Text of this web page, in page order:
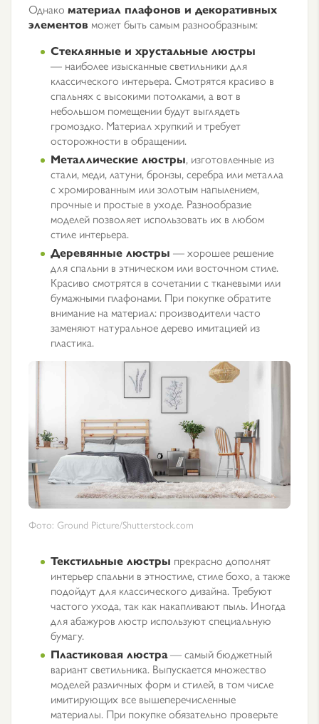
Однако материал плафонов и декоративных
элементов может быть самым разнообразным:
Стеклянные и хрустальные люстры
— наиболее изысканные светильники для
классического интерьера. Смотрятся красиво в
спальнях с высокими потолками, а вот в
небольшом помещении будут выглядеть
громоздко. Материал хрупкий и требует
осторожности в обращении.
Металлические люстры, изготовленные из
стали, меди, латуни, бронзы, серебра или металла
с хромированным или золотым напылением,
прочные и простые в уходе. Разнообразие
моделей позволяет использовать их в любом
стиле интерьера.
Деревянные люстры — хорошее решение
для спальни в этническом или восточном стиле.
Красиво смотрятся в сочетании с тканевыми или
бумажными плафонами. При покупке обратите
внимание на материал: производители часто
заменяют натуральное дерево имитацией из
пластика.
Фото: Ground Picture/Shutterstock.com
Текстильные люстры прекрасно дополнят
интерьер спальни в этностиле, стиле бохо, а также
подойдут для классического дизайна. Требуют
частого ухода, так как накапливают пыль. Иногда
для абажуров люстр используют специальную
бумагу.
Пластиковая люстра— самый бюджетный
вариант светильника. Выпускается множество
моделей различных форм и стилей, в том числе
имитирующих все вышеперечисленные
материалы. При покупке обязательно проверьте